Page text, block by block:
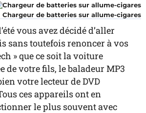
Chargeur de batteries sur allume-cigares
vous avez décidé d’aller
sans toutefois renoncer à vos
» que ce soit la voiture
de votre fils, le baladeur MP3
votre lecteur de DVD
ces appareils ont en
le plus souvent avec